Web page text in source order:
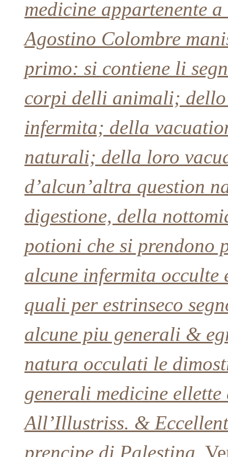
medicine appartenente
Agostino Colombre
primo: si contiene li
corpi delli animali; dello
infermita; della
naturali; della loro
d’alcun’altra question
digestione, della
potioni che si prendono
alcune infermita occulte
quali per estrinseco
alcune piu generali &
natura occulati le
generali medicine
All’Illustriss. &
prencipe di Palestina.